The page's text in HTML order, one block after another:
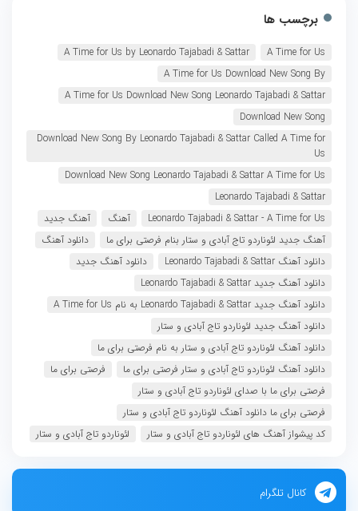
برچسب ها
A Time for Us
A Time for Us by Leonardo Tajabadi & Sattar
A Time for Us Download New Song By
A Time for Us Download New Song Leonardo Tajabadi & Sattar
Download New Song
Download New Song By Leonardo Tajabadi & Sattar Called A Time for
Us
Download New Song Leonardo Tajabadi & Sattar A Time for Us
Leonardo Tajabadi & Sattar
Leonardo Tajabadi & Sattar - A Time for Us
آهنگ
آهنگ جدید
آهنگ جدید لئوناردو تاج آبادی و ستار بنام فرصتى براى ما
دانلود آهنگ
دانلود آهنگ Leonardo Tajabadi & Sattar
دانلود آهنگ جدید
دانلود آهنگ جدید Leonardo Tajabadi & Sattar
دانلود آهنگ جدید Leonardo Tajabadi & Sattar به نام A Time for Us
دانلود آهنگ جدید لئوناردو تاج آبادی و ستار
دانلود آهنگ لئوناردو تاج آبادی و ستار به نام فرصتى براى ما
دانلود آهنگ لئوناردو تاج آبادی و ستار فرصتى براى ما
فرصتى براى ما
فرصتى براى ما با صدای لئوناردو تاج آبادی و ستار
فرصتى براى ما دانلود آهنگ لئوناردو تاج آبادی و ستار
کد پیشواز آهنگ های لئوناردو تاج آبادی و ستار
لئوناردو تاج آبادی و ستار
کانال تلگرام